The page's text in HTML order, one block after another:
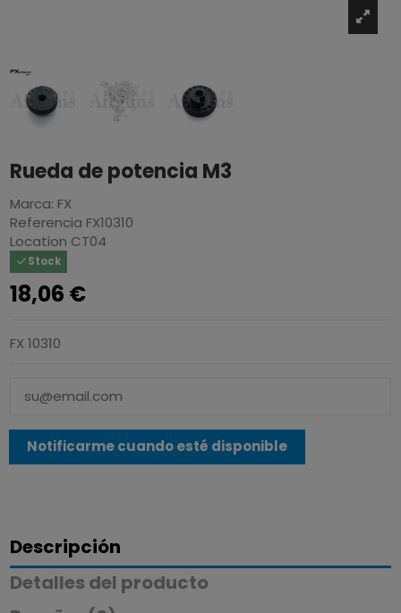
Rueda de potencia M3
Marca: FX
Referencia FX10310
Location CT04
Stock
18,06 €
FX 10310
Descripción
Detalles del producto